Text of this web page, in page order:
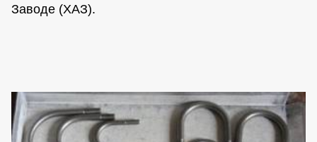
Заводе (ХАЗ).